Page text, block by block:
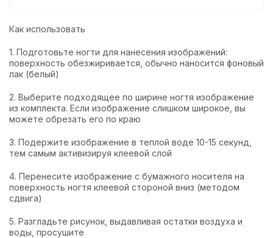
Как использовать
1. Подготовьте ногти для нанесения изображений:
поверхность обезжиривается, обычно наносится фоновый
лак (белый)
2. Выберите подходящее по ширине ногтя изображение
из комплекта. Если изображение слишком широкое, вы
можете обрезать его по краю
3. Подержите изображение в теплой воде 10-15 секунд,
тем самым активизируя клеевой слой
4. Перенесите изображение с бумажного носителя на
поверхность ногтя клеевой стороной вниз (методом
сдвига)
5. Разгладьте рисунок, выдавливая остатки воздуха и
воды, просушите